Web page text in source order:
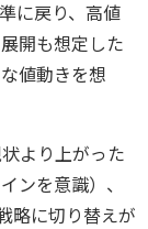
に戻り、高値
開も想定した
値動きを想
より上がった
ンを意識）、
略に切り替えが